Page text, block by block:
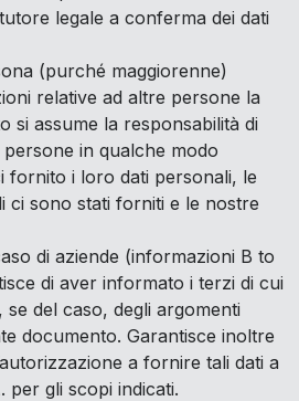
legale a conferma dei dati
(purché maggiorenne)
relative ad altre persone la
si assume la responsabilità di
in qualche modo
fornito i loro dati personali, le
ci sono stati forniti e le nostre
di aziende (informazioni B to
di aver informato i terzi di cui
del caso, degli argomenti
documento. Garantisce inoltre
a fornire tali dati a
per gli scopi indicati.